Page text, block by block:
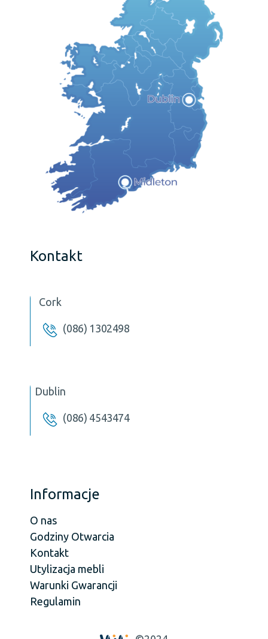
Kontakt
Cork
(086) 1302498
Dublin
(086) 4543474
Informacje
O nas
Godziny Otwarcia
Kontakt
Utylizacja mebli
Warunki Gwarancji
Regulamin